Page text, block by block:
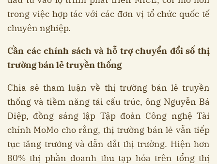
trong việc hợp tác với các đơn vị tổ chức quốc tế
chuyên nghiệp.
Cần các chính sách và hỗ trợ chuyển đổi số thị
trường bán lẻ truyền thống
Chia sẻ tham luận về thị trường bán lẻ truyền
thống và tiềm năng tái cấu trúc, ông Nguyễn Bá
Diệp, đồng sáng lập Tập đoàn Công nghệ Tài
chính MoMo cho rằng, thị trường bán lẻ vẫn tiếp
tục tăng trưởng và dẫn dắt thị trường. Hiện hơn
80% thị phần doanh thu tạp hóa trên tổng thị